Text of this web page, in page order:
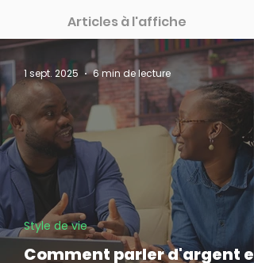
Articles à l'affiche
Comment parler d'argent en
Style de vie
1 sept. 2025 6 min de lecture